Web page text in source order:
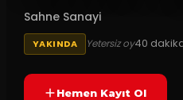
Sahne Sanayi
YAKINDA Yetersiz oy40
Hemen Kayıt Ol